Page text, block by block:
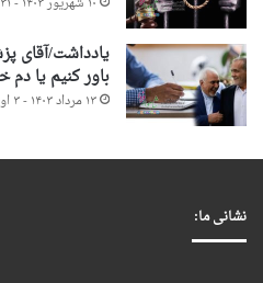
یادداشت/آقای
باور کنیم یا
۱۳ مرداد ۱۴۰۳ - ۳ اوت ۲۰۲۴
نشانی ما: